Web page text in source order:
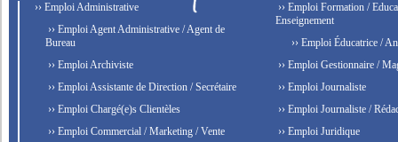
›› Emploi Administrative
›› Emploi Agent Administrative / Agent de
Bureau
›› Emploi Archiviste
›› Emploi Assistante de Direction / Secrétaire
›› Emploi Chargé(e)s Clientèles
›› Emploi Commercial / Marketing / Vente
›› Emploi Formation /
Enseignement
›› Emploi Éducatrice /
›› Emploi Gestionnaire /
›› Emploi Journaliste
›› Emploi Journaliste /
›› Emploi Juridique